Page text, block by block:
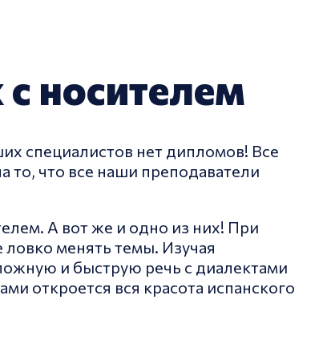
носителем
специалистов нет дипломов! Все
что все наши преподаватели
А вот же и одно из них! При
менять темы. Изучая
и быструю речь с диалектами
откроется вся красота испанского